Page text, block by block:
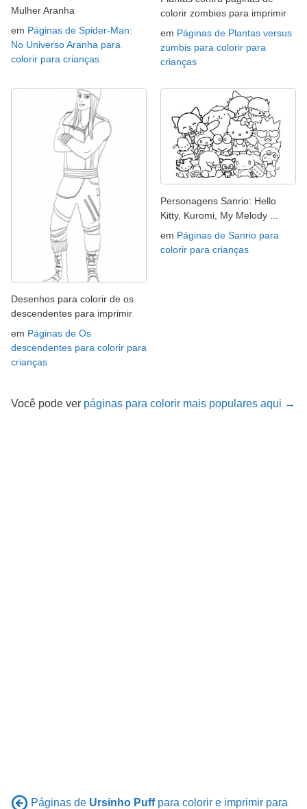
Mulher Aranha
em Páginas de Spider-Man:
No Universo Aranha para
colorir para crianças
colorir zombies para imprimir
em Páginas de Plantas versus
zumbis para colorir para
crianças
Desenhos para colorir de os
descendentes para imprimir
em Páginas de Os
descendentes para colorir para
crianças
Personagens Sanrio: Hello
Kitty, Kuromi, My Melody ...
em Páginas de Sanrio para
colorir para crianças
Você pode ver páginas para colorir mais populares aqui →
Páginas de Ursinho Puffpara colorir e imprimir para